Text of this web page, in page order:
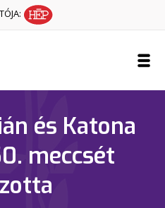
és Katona
meccsét